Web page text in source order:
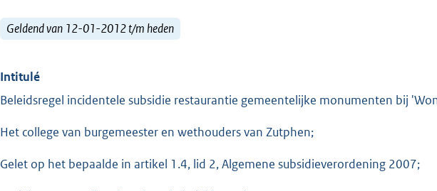
Geldend van 12-01-2012 t/m heden
Intitulé
Beleidsregel incidentele subsidie restaurantie gemeentelijke monumenten bij
Het college van burgemeester en wethouders van Zutphen;
Gelet op het bepaalde in artikel 1.4, lid 2, Algemene subsidieverordening 2007;